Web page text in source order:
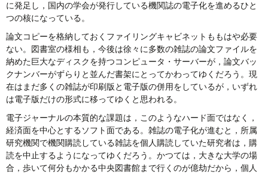
に発足し，国内の学会が発行している機関誌の電子化を進めるひと
つの核になっている。
論文コピーを格納しておくファイリングキャビネットももはや必要
ない。図書室の様相も，今後は徐々に多数の雑誌の論文ファイルを
納めた巨大なディスクを持つコンピュータ・サーバーが，論文バッ
クナンバーがずらりと並んだ書架にとってかわってゆくだろう。現
在はまだ多くの雑誌が印刷版と電子版の併用をしているが，いずれ
は電子版だけの形式に移ってゆくと思われる。
電子ジャーナルの本質的な課題は，このようなハード面ではなく，
経済面を中心とするソフト面である。雑誌の電子化が進むと，所属
研究機関で機関購読している雑誌を個人購読していた研究者は，購
読を中止するようになってゆくだろう。かつては，大きな大学の場
合，歩いて何分もかかる中央図書館まで行くのが億劫だから，個人